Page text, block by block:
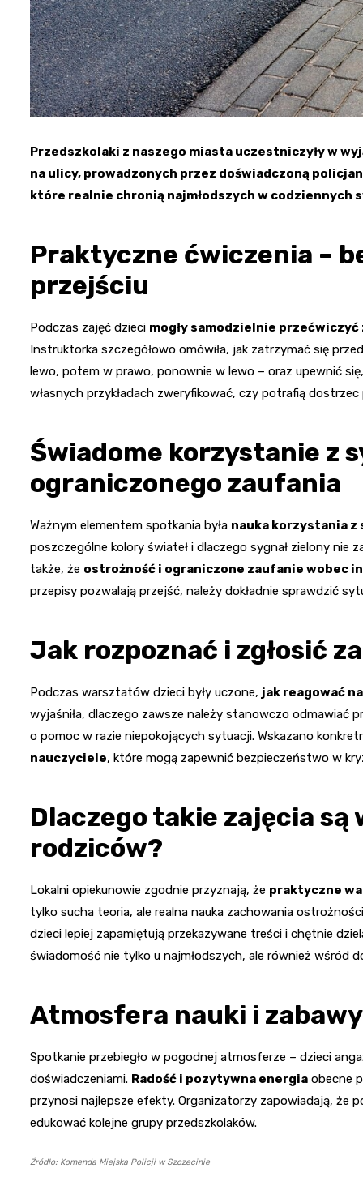
Przedszkolaki z naszego miasta uczestniczyły w
na ulicy, prowadzonych przez doświadczoną
które realnie chronią najmłodszych w codziennych
Praktyczne ćwiczenia –
przejściu
Podczas zajęć dzieci mogły samodzielnie
Instruktorka szczegółowo omówiła, jak zatrzymać się
lewo, potem w prawo, ponownie w lewo – oraz upewnić
własnych przykładach zweryfikować, czy potrafią
Świadome korzystanie z
ograniczonego zaufania
Ważnym elementem spotkania była nauka korzystania
poszczególne kolory świateł i dlaczego sygnał zielony nie
także, że ostrożność i ograniczone zaufanie wobec
przepisy pozwalają przejść, należy dokładnie sprawdzić
Jak rozpoznać i zgłosić
Podczas warsztatów dzieci były uczone, jak reagować
wyjaśniła, dlaczego zawsze należy stanowczo odmawiać
o pomoc w razie niepokojących sytuacji. Wskazano
nauczyciele, które mogą zapewnić bezpieczeństwo w
Dlaczego takie zajęcia są
rodziców?
Lokalni opiekunowie zgodnie przyznają, że praktyczne
tylko sucha teoria, ale realna nauka zachowania
dzieci lepiej zapamiętują przekazywane treści i chętnie
świadomość nie tylko u najmłodszych, ale również wśród
Atmosfera nauki i zabawy
Spotkanie przebiegło w pogodnej atmosferze – dzieci
doświadczeniami. Radość i pozytywna energia obecne
przynosi najlepsze efekty. Organizatorzy zapowiadają, że
edukować kolejne grupy przedszkolaków.
Źródło: Komenda Miejska Policji w Szczecinie